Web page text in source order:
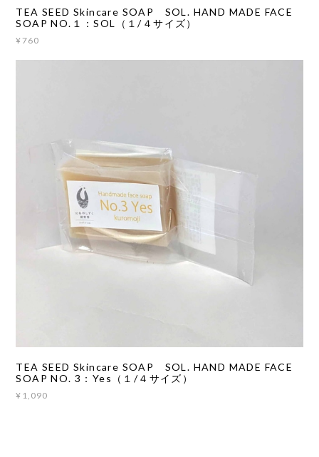
TEA SEED Skincare SOAP SOL. HAND MADE FACE
SOAP NO.１：SOL（１/４サイズ）
¥760
TEA SEED Skincare SOAP SOL. HAND MADE FACE
SOAP NO. 3：Yes（１/４サイズ）
¥1,090